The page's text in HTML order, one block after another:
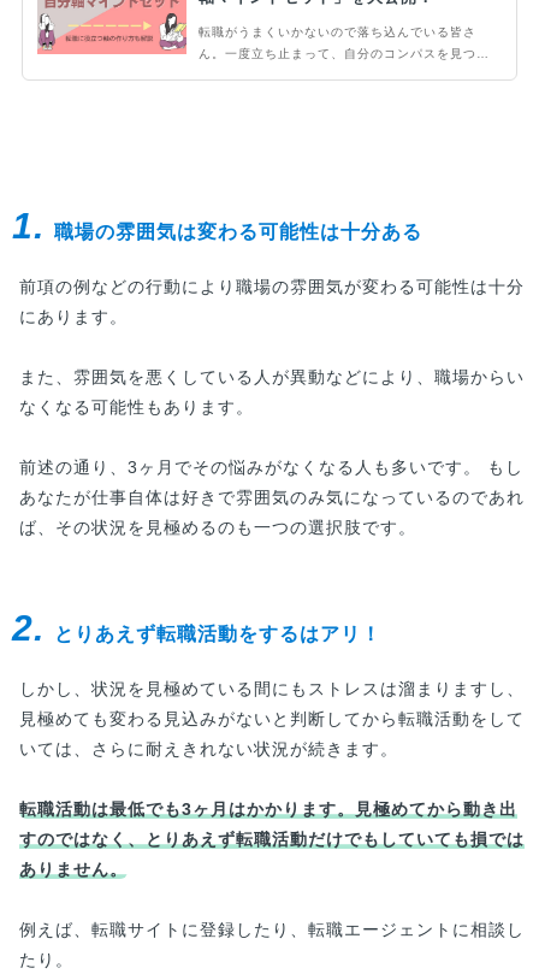
転職がうまくいかないので落ち込んでいる皆さ
ん。一度立ち止まって、自分のコンパスを見つめ
1. 職場の雰囲気は変わる可能性は十分ある
前項の例などの行動により職場の雰囲気が変わる可能性は十分
にあります。
また、雰囲気を悪くしている人が異動などにより、職場からい
なくなる可能性もあります。
前述の通り、3ヶ月でその悩みがなくなる人も多いです。 もし
あなたが仕事自体は好きで雰囲気のみ気になっているのであれ
ば、その状況を見極めるのも一つの選択肢です。
2. とりあえず転職活動をするはアリ！
しかし、状況を見極めている間にもストレスは溜まりますし、
見極めても変わる見込みがないと判断してから転職活動をして
いては、さらに耐えきれない状況が続きます。
転職活動は最低でも3ヶ月はかかります。見極めてから動き出
すのではなく、とりあえず転職活動だけでもしていても損では
ありません。
例えば、転職サイトに登録したり、転職エージェントに相談し
たり。